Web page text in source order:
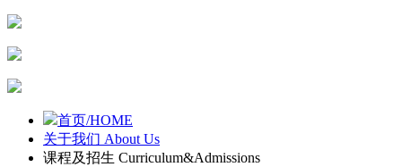
首页/HOME
关于我们 About Us
课程及招生 Curriculum&Admissions